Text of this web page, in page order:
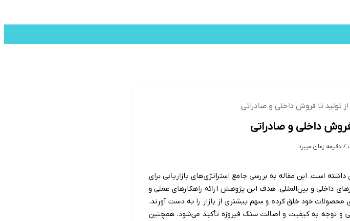
از تولید تا فروش داخلی و صادراتی
فروش داخلی و صادراتی
است. این مقاله به بررسی جامع استراتژی‌های بازاریابی برای
داخلی و بین‌المللی. هدف این پژوهش ارائه راهکارهای عملی و
محصولات خود خلق کرده و سهم بیشتری از بازار را به دست آورند.
و توجه به کیفیت و اصالت سنگ فیروزه تأکید می‌شود. همچنین